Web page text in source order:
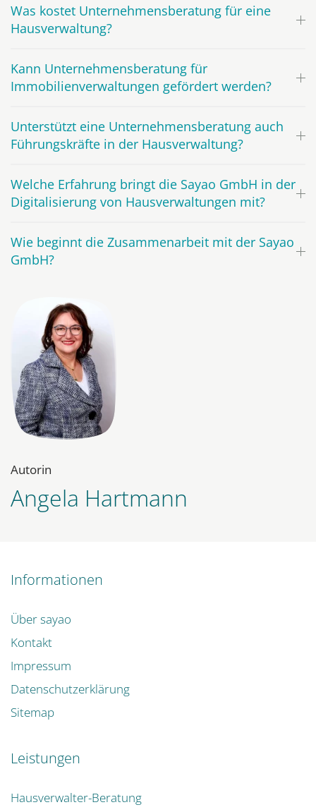
Was kostet Unternehmensberatung für eine
Hausverwaltung?
Kann Unternehmensberatung für
Immobilienverwaltungen gefördert werden?
Unterstützt eine Unternehmensberatung auch
Führungskräfte in der Hausverwaltung?
Welche Erfahrung bringt die Sayao GmbH in der
Digitalisierung von Hausverwaltungen mit?
Wie beginnt die Zusammenarbeit mit der Sayao
GmbH?
Autorin
Angela Hartmann
Informationen
Über sayao
Kontakt
Impressum
Datenschutzerklärung
Sitemap
Leistungen
Hausverwalter-Beratung